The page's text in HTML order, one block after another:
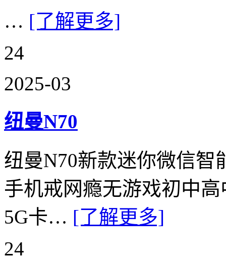
… [了解更多]
24
2025-03
纽曼N70
纽曼N70新款迷你微信智
手机戒网瘾无游戏初中
5G卡… [了解更多]
24